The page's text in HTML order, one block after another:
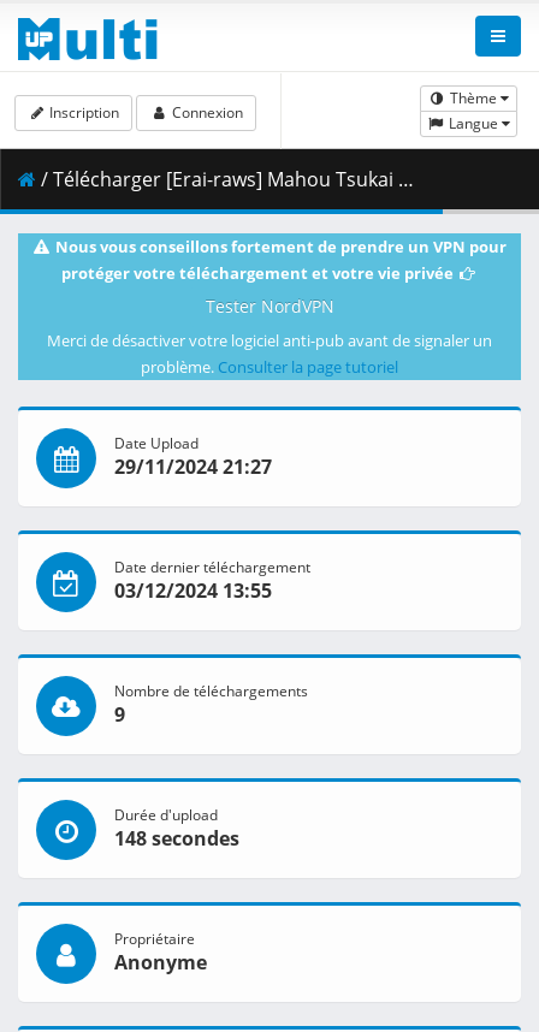
Thème
Langue
Inscription Connexion
/ Télécharger [Erai-raws] Mahou Tsukai ni Narenakatta Onnanoko no Hanashi - 09 [1080p CR WEB-DL AVC AAC][MultiSub][9F131545].mkv.001 ( 460.62 MB )
Nous vous conseillons fortement de prendre un VPN pour
protéger votre téléchargement et votre vie privée
Tester NordVPN
Merci de désactiver votre logiciel anti-pub avant de signaler un
problème. Consulter la page tutoriel
Date Upload
29/11/2024 21:27
Date dernier téléchargement
03/12/2024 13:55
Nombre de téléchargements
9
Durée d'upload
148 secondes
Propriétaire
Anonyme